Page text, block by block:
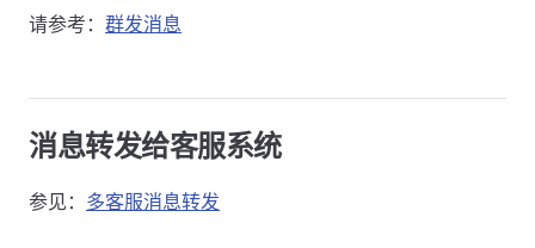
请参考： 群发消息
消息转发给客服系统
参见： 多客服消息转发